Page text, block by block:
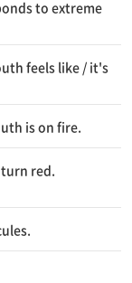
to extreme
feels like / it's
is on fire.
red.